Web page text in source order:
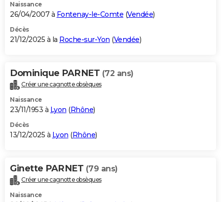
Naissance
26/04/2007 à Fontenay-le-Comte (Vendée)
Décès
21/12/2025 à la Roche-sur-Yon (Vendée)
Dominique PARNET (72 ans)
Créer une cagnotte obsèques
Naissance
23/11/1953 à Lyon (Rhône)
Décès
13/12/2025 à Lyon (Rhône)
Ginette PARNET (79 ans)
Créer une cagnotte obsèques
Naissance